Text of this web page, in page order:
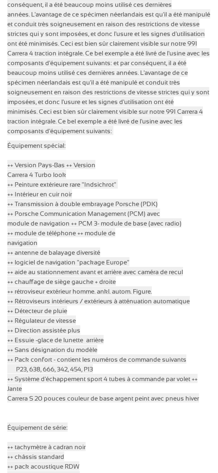
conséquent, il a été beaucoup moins utilisé ces dernières
années. L'avantage de ce spécimen néerlandais est qu'il a été manipulé
et conduit très soigneusement en raison des restrictions de vitesse
strictes qui y sont imposées, et donc l'usure et les signes d'utilisation
ont été minimisés. Ceci est bien sûr clairement visible sur notre 991
Carrera 4 traction intégrale. Ce bel exemple a été livré de l'usine avec les
composants d'équipement suivants: et par conséquent, il a été
beaucoup moins utilisé ces dernières années. L'avantage de ce
spécimen néerlandais est qu'il a été manipulé et conduit très
soigneusement en raison des restrictions de vitesse strictes qui y sont
imposées, et donc l'usure et les signes d'utilisation ont été
minimisés. Ceci est bien sûr clairement visible sur notre 991 Carrera 4
traction intégrale. Ce bel exemple a été livré de l'usine avec les
composants d'équipement suivants:
Équipement spécial:
++ Version Pays-Bas ++ Version
Carrera 4 Turbo look
++ Peinture extérieure rare "Indsichrot"
++ Intérieur en cuir noir
++ Transmission à double embrayage Porsche (PDK)
++ Porsche Communication Management (PCM) avec
module de navigation ++ PCM 3- module de base (avec radio)
++ module de téléphone ++ module de
navigation
++ antenne de balayage diversité
++ logiciel de navigation "package Europe"
++ aide au stationnement avant et arrière avec caméra de recul
++ chauffage de siège gauche + droite
++ rétroviseur extérieur homme. ankl. autom. Figure.
++ Rétroviseurs intérieurs / extérieurs à atténuation automatique
++ Détecteur de pluie
++ Régulateur de vitesse
++ Direction assistée plus
++ Essuie -glace de lunette arrière
++ Sans désignation du modèle
++ Pack confort - contient les numéros de commande suivants
P23, 638, 666, 342, 454, P13
++ Système d'échappement sport 4 tubes à commande par volet ++
Jante
Carrera S 20 pouces couleur de base argent peint avec pneus hiver
Équipement de série:
++ tachymètre à cadran noir
++ châssis standard
++ pack acoustique RDW